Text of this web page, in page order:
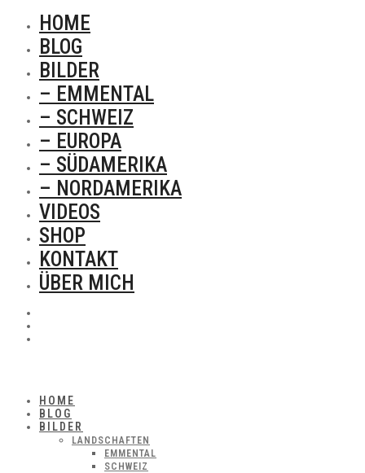
HOME
BLOG
BILDER
– EMMENTAL
– SCHWEIZ
– EUROPA
– SÜDAMERIKA
– NORDAMERIKA
VIDEOS
SHOP
KONTAKT
ÜBER MICH
HOME
BLOG
BILDER
LANDSCHAFTEN
EMMENTAL
SCHWEIZ